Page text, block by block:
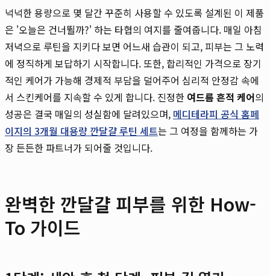
넉넉한 용량으로 몇 달간 꾸준히 사용할 수 있도록 설계된 이 제품
은 '오늘은 건너뛸까?' 하는 타협의 여지를 줄여줍니다. 매일 아침
저녁으로 루틴을 지키다 보면 어느새 습관이 되고, 피부는 그 노력
에 정직하게 보답하기 시작합니다. 또한, 합리적인 가격으로 장기
적인 케어가 가능해 경제적 부담을 덜어주어 심리적 안정감 속에
서 스킨케어를 지속할 수 있게 합니다. 진정한 여드름 흔적 케어의
성공은 결국 매일의 성실함에 달려있으며, 메디테라피 공식 홈페
이지의 3개월 대용량 깐달걀 루틴 세트는 그 여정을 함께하는 가
장 든든한 파트너가 되어줄 것입니다.
완벽한 깐달걀 피부를 위한 How-
To 가이드